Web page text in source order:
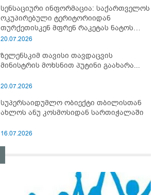
სენსაციური ინფორმაცია: საქართველოს
ოკუპირებული ტერიტორიიდან
თურქეთისკენ მფრენ რაკეტას ნატოს
სამიტი კინაღამ ჩაუშლია
20.07.2026
ზელენსკიმ თავისი თავდაცვის
მინისტრის მოხსნით პუტინი გაახარა...
20.07.2026
სუპერსაიდუმლო ობიექტი თბილისთან
ახლოს ანუ კოსმოსიდან სართიჭალაში
16.07.2026